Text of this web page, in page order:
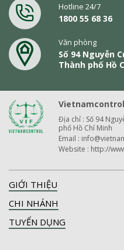
Hotline 24/7
1800 55 68 36
Văn phòng
Số 94 Nguyễn
Thành phố Hồ
Vietnamcontrol
Địa chỉ : Số 94
phố Hồ Chí Minh
Email :
Website : http://
GIỚI THIỆU
CHI NHÁNH
TUYỂN DỤNG